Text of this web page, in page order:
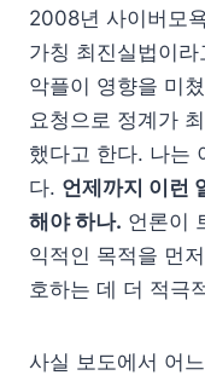
2008년 사이버모
가칭 최진실법이
악플이 영향을 미
요청으로 정계가
했다고 한다. 나는
다. 언제까지 이런
해야 하나. 언론이
익적인 목적을 먼
호하는 데 더 적극
사실 보도에서 어